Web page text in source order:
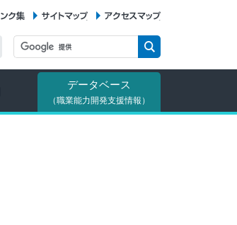
データベース
（職業能力開発支援情報）